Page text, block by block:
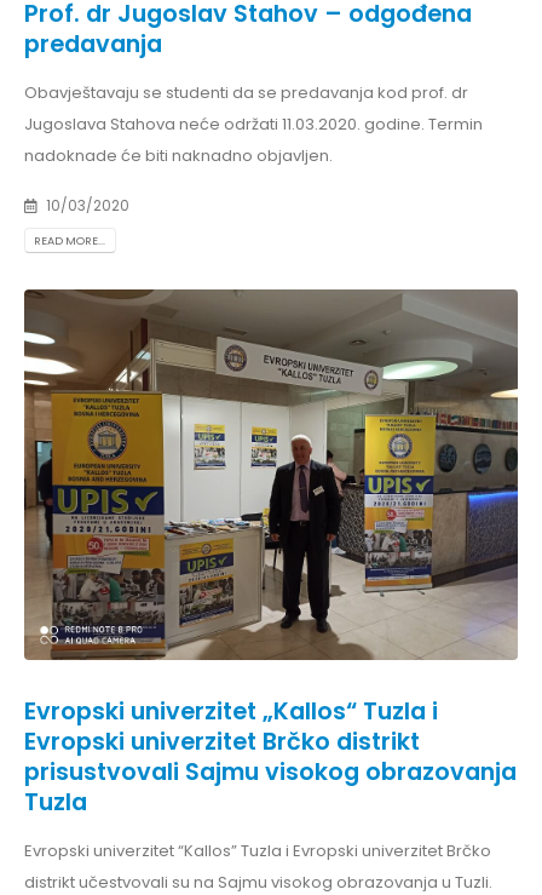
Prof. dr Jugoslav Stahov – odgođena
predavanja
Obavještavaju se studenti da se predavanja kod prof. dr
Jugoslava Stahova neće održati 11.03.2020. godine. Termin
nadoknade će biti naknadno objavljen.
10/03/2020
READ MORE...
Evropski univerzitet „Kallos“ Tuzla i
Evropski univerzitet Brčko distrikt
prisustvovali Sajmu visokog obrazovanja
Tuzla
Evropski univerzitet “Kallos” Tuzla i Evropski univerzitet Brčko
distrikt učestvovali su na Sajmu visokog obrazovanja u Tuzli.